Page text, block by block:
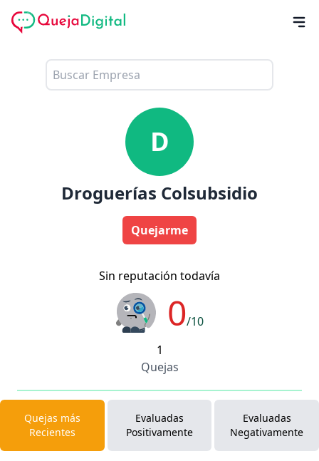
D
Droguerías Colsubsidio
Quejarme
Sin reputación todavía
0/10
1
Quejas
Quejas más
Recientes
Evaluadas
Positivamente
Evaluadas
Negativamente